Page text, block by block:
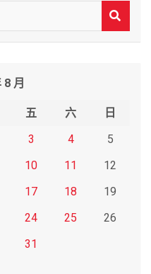
8 月
五 六
日
3 4
5
10 11
12
17 18
19
24 25
26
31